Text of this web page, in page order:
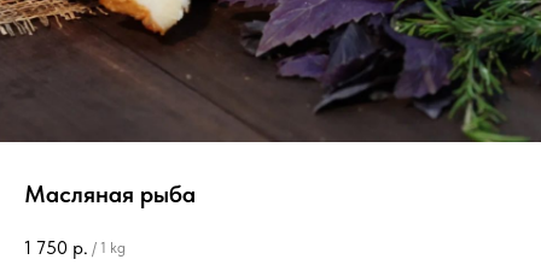
Масляная рыба
1 750 р. / 1 kg